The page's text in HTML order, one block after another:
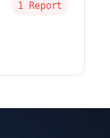
1 Report